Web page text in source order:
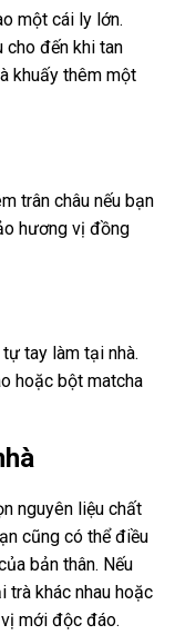
một cái ly lớn.
cho đến khi tan
khuấy thêm một
trân châu nếu bạn
hương vị đồng
tay làm tại nhà.
hoặc bột matcha
nguyên liệu chất
cũng có thể điều
bản thân. Nếu
trà khác nhau hoặc
mới độc đáo.